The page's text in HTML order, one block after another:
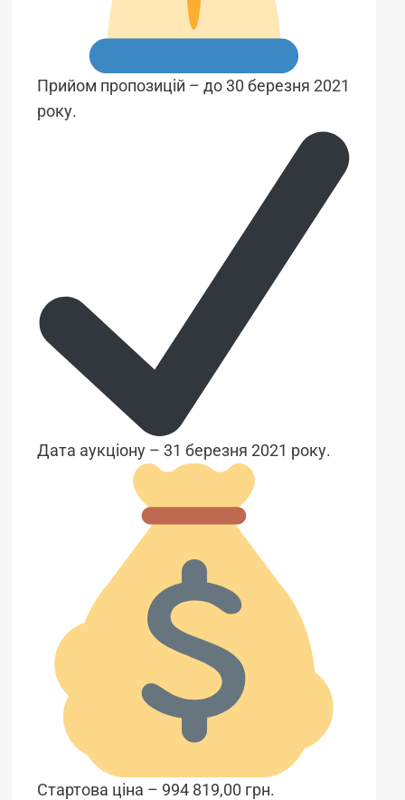
Прийом пропозицій – до 30 березня 2021
року.
Дата аукціону – 31 березня 2021 року.
Стартова ціна – 994 819,00 грн.